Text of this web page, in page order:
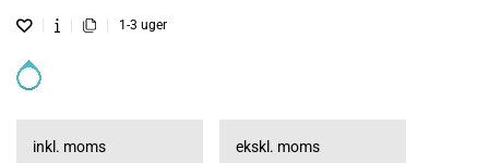
1-3 uger
inkl. moms ekskl. moms